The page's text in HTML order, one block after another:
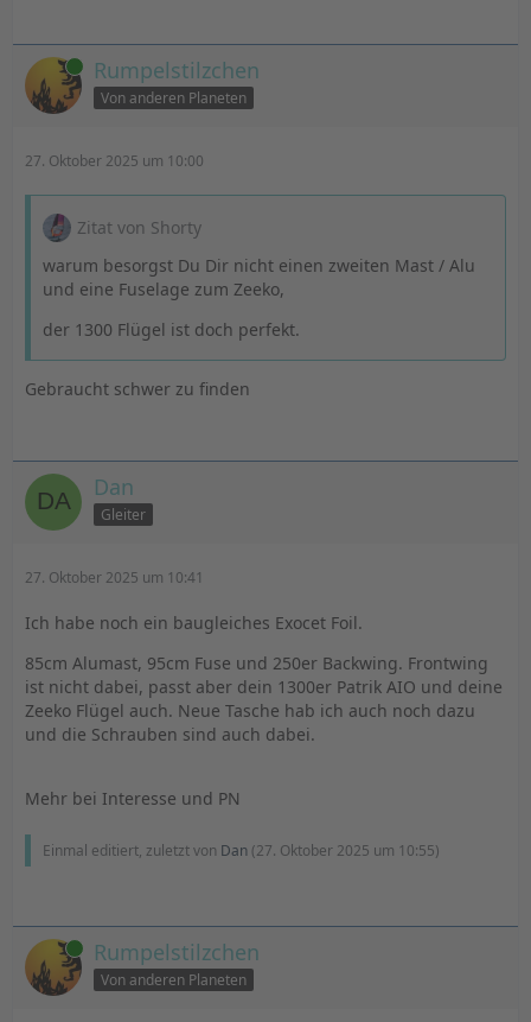
Online Rumpelstilzchen
Von anderen Planeten
27. Oktober 2025 um 10:00
Zitat von Shorty
warum besorgst Du Dir nicht einen zweiten Mast / Alu
und eine Fuselage zum Zeeko,
der 1300 Flügel ist doch perfekt.
Gebraucht schwer zu finden
Dan
Gleiter
27. Oktober 2025 um 10:41
Ich habe noch ein baugleiches Exocet Foil.
85cm Alumast, 95cm Fuse und 250er Backwing. Frontwing
ist nicht dabei, passt aber dein 1300er Patrik AIO und deine
Zeeko Flügel auch. Neue Tasche hab ich auch noch dazu
und die Schrauben sind auch dabei.
Mehr bei Interesse und PN
Einmal editiert, zuletzt von Dan (27. Oktober 2025 um 10:55)
Online Rumpelstilzchen
Von anderen Planeten